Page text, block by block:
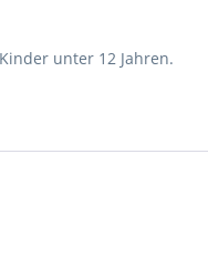
unter 12 Jahren.